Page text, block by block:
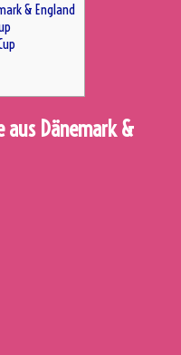
& England
aus Dänemark &